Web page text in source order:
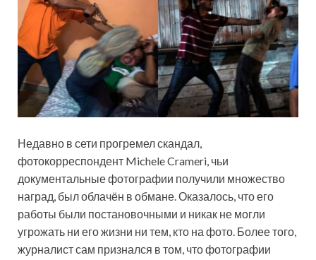
Недавно в сети прогремел скандал,
фотокорреспондент Michele Crameri, чьи
документальные фотографии получили множество
наград, был облачён в обмане. Оказалось, что его
работы были постановочными и никак не могли
угрожать ни его жизни ни тем, кто на фото. Более того,
журналист сам признался в том, что фотографии